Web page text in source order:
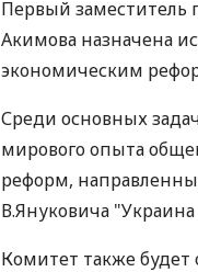
Первый
Акимова назначена
экономическим
Среди основных
мирового опыта
реформ,
В.Януковича
Комитет также